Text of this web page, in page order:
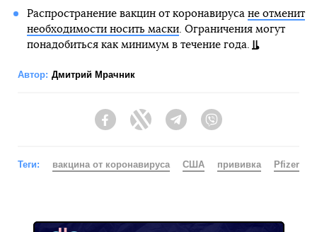
Распространение вакцин от коронавируса не отменит
необходимости носить маски. Ограничения могут
понадобиться как минимум в течение года.
Автор: Дмитрий Мрачник
FacebookTwitter Telegram
Теги: вакцина от коронавируса США прививка Pfizer